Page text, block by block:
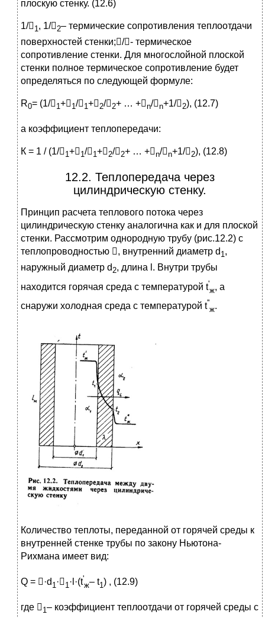
плоскую стенку. (12.6)
1/ 1 , 1/ 2– термические сопротивления теплоотдачи
поверхностей стенки;/- термическое
сопротивление стенки. Для многослойной плоской
стенки полное термическое сопротивление будет
определяться по следующей формуле:
R0= (1/ 1 + 1 / 1 + 2/ 2+ … +n/n+1/ 2), (12.7)
а коэффициент теплопередачи:
К = 1 / (1/ 1+ 1/ 1+2/2+ … +n/n+1/2), (12.8)
12.2. Теплопередача через
цилиндрическую стенку.
Принцип расчета теплового потока через
цилиндрическую стенку аналогична как и для плоской
стенки. Рассмотрим однородную трубу (рис.12.2) с
теплопроводностью , внутренний диаметр d 1,
наружный диаметр d2, длина l. Внутри трубы
находится горячая среда с температурой t'
ж, а
снаружи холодная среда с температурой t''
ж.
Количество теплоты, переданной от горячей среды к
внутренней стенке трубы по закону Ньютона-
Рихмана имеет вид:
Q = ·d 1 · 1 ·l·(t'
ж– t1) , (12.9)
где  1– коэффициент теплоотдачи от горячей среды с